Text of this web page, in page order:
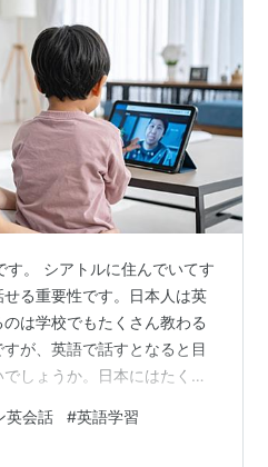
す。 シアトルに住んでいてす
る重要性です。日本人は英
は学校でもたくさん教わる
が、英語で話すとなると目
しょうか。日本にはたくさ
スにも繋がりますし、将来
とを希望された場合も英語
英会話 #英語学習